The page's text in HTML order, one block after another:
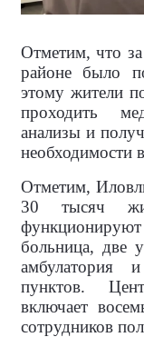
Отметим, что
районе было
этому жители
проходить
анализы и
необходимости
Отметим,
30 тысяч
больница, две
амбулатория
пунктов.
включает
сотрудников